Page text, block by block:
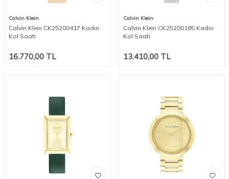
Calvin Klein
Calvin Klein CK25200417 Kadın
Kol Saati
16.770,00 TL
Calvin Klein
Calvin Klein CK25200185 Kadın
Kol Saati
13.410,00 TL